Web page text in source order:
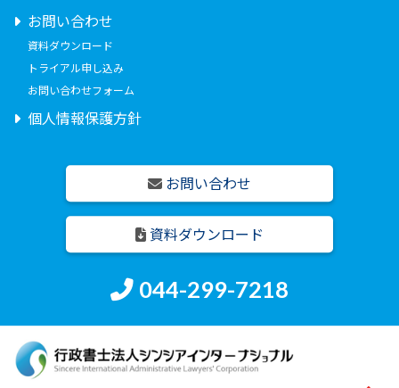
お問い合わせ
資料ダウンロード
トライアル申し込み
お問い合わせフォーム
個人情報保護方針
お問い合わせ
資料ダウンロード
044-299-7218